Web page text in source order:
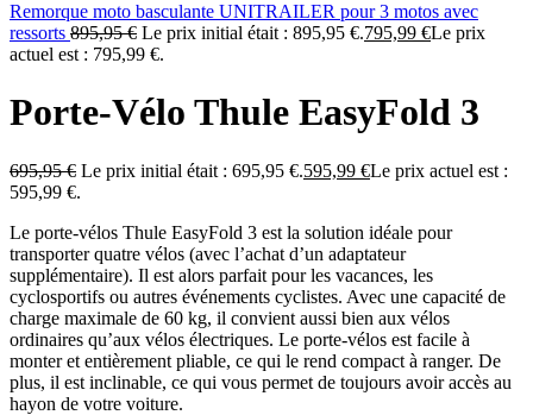
Remorque moto basculante UNITRAILER pour 3 motos avec
ressorts 895,95€ Le prix initial était : 895,95 €.795,99 €Le prix
actuel est : 795,99 €.
Porte-Vélo Thule EasyFold 3
695,95€ Le prix initial était : 695,95 €.595,99 €Le prix actuel est :
595,99 €.
Le porte-vélos Thule EasyFold 3 est la solution idéale pour
transporter quatre vélos (avec l’achat d’un adaptateur
supplémentaire). Il est alors parfait pour les vacances, les
cyclosportifs ou autres événements cyclistes. Avec une capacité de
charge maximale de 60 kg, il convient aussi bien aux vélos
ordinaires qu’aux vélos électriques. Le porte-vélos est facile à
monter et entièrement pliable, ce qui le rend compact à ranger. De
plus, il est inclinable, ce qui vous permet de toujours avoir accès au
hayon de votre voiture.